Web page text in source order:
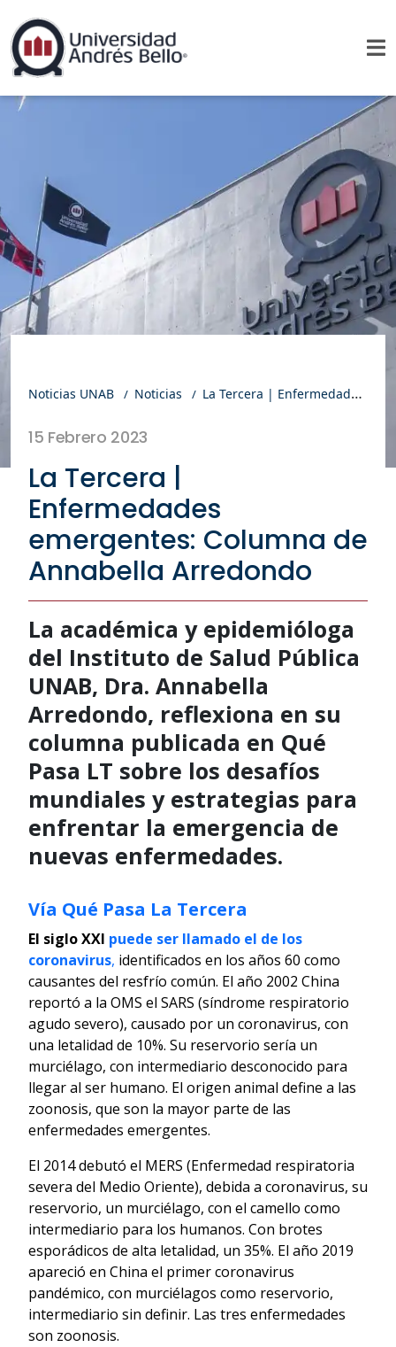
Noticias UNAB Noticias La Tercera | Enfermedades emergentes: Columna de Annabella Arredondo
15 Febrero 2023
La Tercera |
Enfermedades
emergentes: Columna de
Annabella Arredondo
La académica y epidemióloga
del Instituto de Salud Pública
UNAB, Dra. Annabella
Arredondo, reflexiona en su
columna publicada en Qué
Pasa LT sobre los desafíos
mundiales y estrategias para
enfrentar la emergencia de
nuevas enfermedades.
Vía Qué Pasa La Tercera
El siglo XXI puede ser llamado el de los
coronavirus, identificados en los años 60 como
causantes del resfrío común. El año 2002 China
reportó a la OMS el SARS (síndrome respiratorio
agudo severo), causado por un coronavirus, con
una letalidad de 10%. Su reservorio sería un
murciélago, con intermediario desconocido para
llegar al ser humano. El origen animal define a las
zoonosis, que son la mayor parte de las
enfermedades emergentes.
El 2014 debutó el MERS (Enfermedad respiratoria
severa del Medio Oriente), debida a coronavirus, su
reservorio, un murciélago, con el camello como
intermediario para los humanos. Con brotes
esporádicos de alta letalidad, un 35%. El año 2019
apareció en China el primer coronavirus
pandémico, con murciélagos como reservorio,
intermediario sin definir. Las tres enfermedades
son zoonosis.